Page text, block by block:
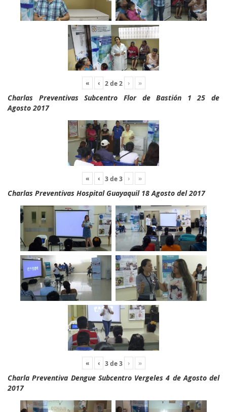
« ‹ 2de2 › »
Charlas Preventivas Subcentro Flor de Bastión 1 25 de
Agosto 2017
« ‹ 3de3 › »
Charlas Preventivas Hospital Guayaquil 18 Agosto del 2017
« ‹ 3de3 › »
Charla Preventiva Dengue Subcentro Vergeles 4 de Agosto del
2017